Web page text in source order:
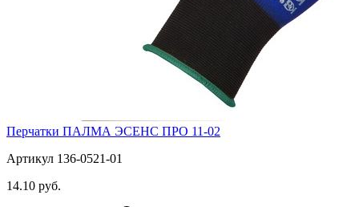
Перчатки ПАЛМА ЭСЕНС ПРО 11-02
Артикул 136-0521-01
14.10 руб.